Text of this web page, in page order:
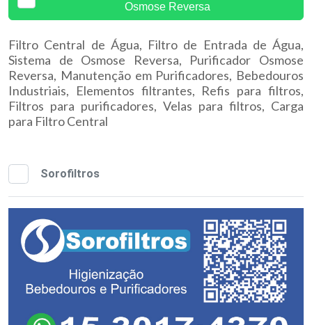
Osmose Reversa
Filtro Central de Água, Filtro de Entrada de Água,
Sistema de Osmose Reversa, Purificador Osmose
Reversa, Manutenção em Purificadores, Bebedouros
Industriais, Elementos filtrantes, Refis para filtros,
Filtros para purificadores, Velas para filtros, Carga
para Filtro Central
Sorofiltros